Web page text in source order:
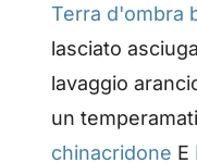
Terra d'ombra
lasciato
lavaggio
un
chinacridone E